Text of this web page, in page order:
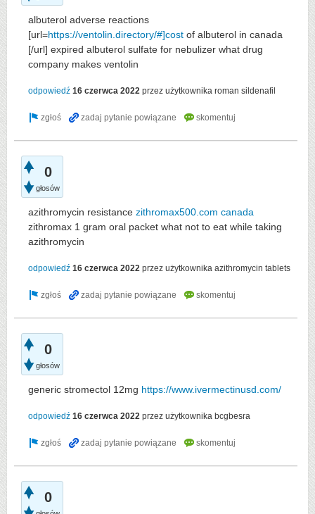
albuterol adverse reactions
[url=https://ventolin.directory/#]cost of albuterol in canada
[/url] expired albuterol sulfate for nebulizer what drug
company makes ventolin
odpowiedź 16 czerwca 2022 przez użytkownika roman sildenafil
0
głosów
azithromycin resistance zithromax500.com canada
zithromax 1 gram oral packet what not to eat while taking
azithromycin
odpowiedź 16 czerwca 2022 przez użytkownika azithromycin tablets
0
głosów
generic stromectol 12mg https://www.ivermectinusd.com/
odpowiedź 16 czerwca 2022 przez użytkownika bcgbesra
0